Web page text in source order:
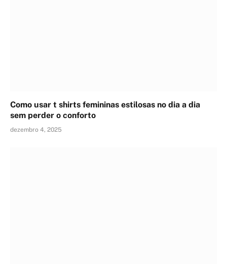
Como usar t shirts femininas estilosas no dia a dia
sem perder o conforto
dezembro 4, 2025